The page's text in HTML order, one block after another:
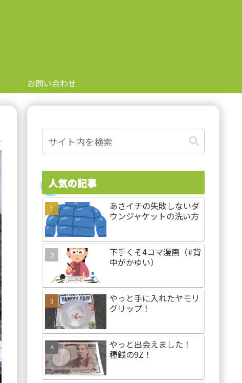
お問い合わせ
人気の記事
あさイチの失敗しないダ
ウンジャケットの洗い方
下手くそ4コマ漫画（#背
中がかゆい）
やっと手に入れたヤモリ
グリップ！
やっと出会えました！
種銭の9Z！